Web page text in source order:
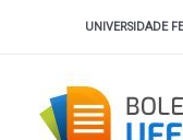
UNIVERSIDADE